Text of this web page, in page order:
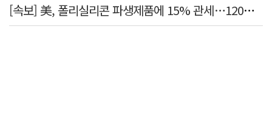
[속보] 美, 폴리실리콘 파생제품에 15% 관세…120일 뒤 발효